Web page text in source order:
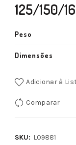
125/150/
Peso
Dimensões
Adicionar à
Comparar
SKU: L09881